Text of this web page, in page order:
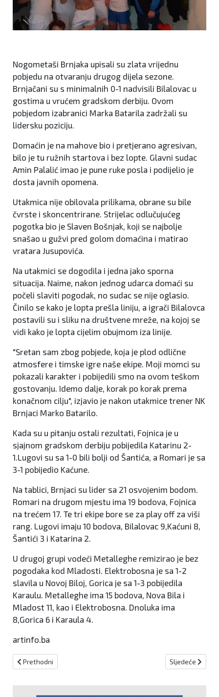
Nogometaši Brnjaka upisali su zlata vrijednu
pobjedu na otvaranju drugog dijela sezone.
Brnjačani su s minimalnih 0-1 nadvisili Bilalovac u
gostima u vrućem gradskom derbiju. Ovom
pobjedom izabranici Marka Batarila zadržali su
lidersku poziciju.
Domaćin je na mahove bio i pretjerano agresivan,
bilo je tu ružnih startova i bez lopte. Glavni sudac
Amin Palalić imao je pune ruke posla i podijelio je
dosta javnih opomena.
Utakmica nije obilovala prilikama, obrane su bile
čvrste i skoncentrirane. Strijelac odlučujućeg
pogotka bio je Slaven Bošnjak, koji se najbolje
snašao u gužvi pred golom domaćina i matirao
vratara Jusupovića.
Na utakmici se dogodila i jedna jako sporna
situacija. Naime, nakon jednog udarca domaći su
počeli slaviti pogodak, no sudac se nije oglasio.
Činilo se kako je lopta prešla liniju, a igrači Bilalovca
postavili su i sliku na društvene mreže, na kojoj se
vidi kako je lopta cijelim obujmom iza linije.
"Sretan sam zbog pobjede, koja je plod odlične
atmosfere i timske igre naše ekipe. Moji momci su
pokazali karakter i pobijedili smo na ovom teškom
gostovanju. Idemo dalje, korak po korak prema
konačnom cilju", izjavio je nakon utakmice trener NK
Brnjaci Marko Batarilo.
Kada su u pitanju ostali rezultati, Fojnica je u
sjajnom gradskom derbiju pobijedila Katarinu 2-
1.Lugovi su sa 1-0 bili bolji od Šantića, a Romari je sa
3-1 pobijedio Kaćune.
Na tablici, Brnjaci su lider sa 21 osvojenim bodom.
Romari na drugom mjestu ima 19 bodova, Fojnica
na trećem 17. Te tri ekipe bore se za play off za viši
rang. Lugovi imaju 10 bodova, Bilalovac 9,Kaćuni 8,
Šantići 3 i Katarina 2.
U drugoj grupi vodeći Metalleghe remizirao je bez
pogodaka kod Mladosti. Elektrobosna je sa 1-2
slavila u Novoj Biloj, Gorica je sa 1-3 pobijedila
Karaulu. Metalleghe ima 15 bodova, Nova Bila i
Mladost 11, kao i Elektrobosna. Dnoluka ima
8,Gorica 6 i Karaula 4.
artinfo.ba
Prethodni članak: Postignut dogovor o osnivanju Superlige
Prethodni Sljedeći članak:
Sljedeće